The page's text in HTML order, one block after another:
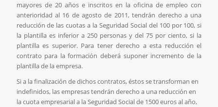
mayores de 20 años e inscritos en la oficina de empleo con
anterioridad al 16 de agosto de 2011, tendrán derecho a una
reducción de las cuotas a la Seguridad Social del 100 por 100, si
la plantilla es inferior a 250 personas y del 75 por ciento, si la
plantilla es superior. Para tener derecho a esta reducción el
contrato para la formación deberá suponer incremento de la
plantilla de la empresa.
Si a la finalización de dichos contratos, éstos se transforman en
indefinidos, las empresas tendrán derecho a una reducción en
la cuota empresarial a la Seguridad Social de 1500 euros al año,